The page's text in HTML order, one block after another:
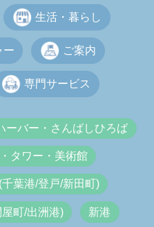
生活・暮らし
ー ご案内
専門サービス
ーバー・さんばしひろば
タワー・美術館
葉港/登戸/新田町)
町/出洲港) 新港